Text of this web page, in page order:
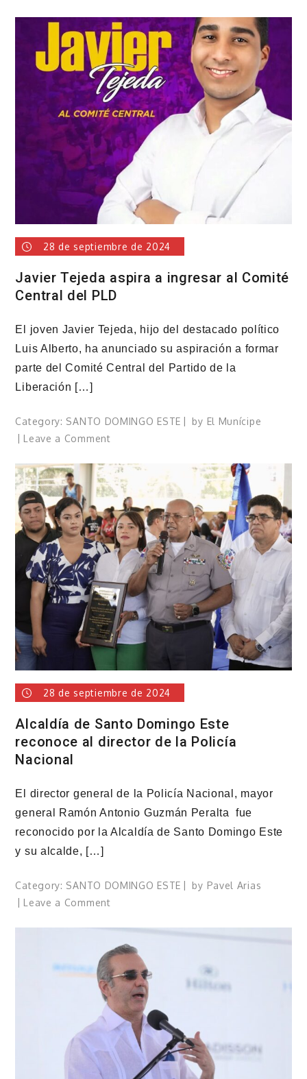
Winston
Báez
denuncia
acumulación
de
basura
28 de septiembre de 2024
Javier Tejeda aspira a ingresar al Comité
Central del PLD
El joven Javier Tejeda, hijo del destacado político
Luis Alberto, ha anunciado su aspiración a formar
parte del Comité Central del Partido de la
Liberación […]
Category: SANTO DOMINGO ESTE by El Munícipe
Leave a Commenton
Tejeda
aspira
a
ingresar
al
Comité
Central
del
PLD
28 de septiembre de 2024
Alcaldía de Santo Domingo Este
reconoce al director de la Policía
Nacional
El director general de la Policía Nacional, mayor
general Ramón Antonio Guzmán Peralta fue
reconocido por la Alcaldía de Santo Domingo Este
y su alcalde, […]
Category: SANTO DOMINGO ESTE by Pavel Arias
Leave a Commenton
Santo
Domingo
Este
reconoce
al
director
de
la